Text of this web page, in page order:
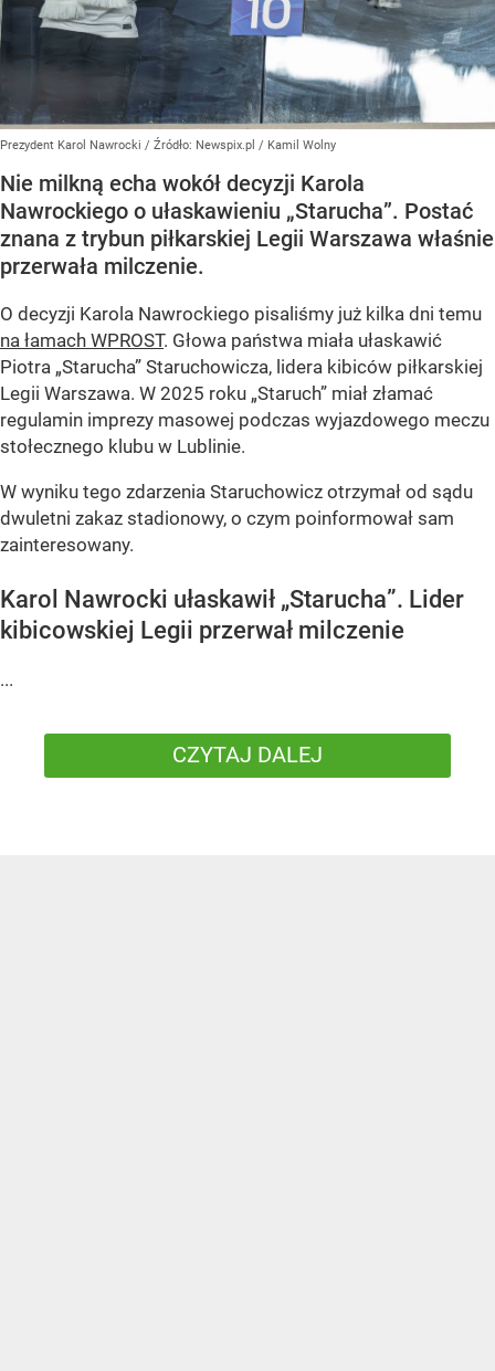
Prezydent Karol Nawrocki / Źródło: Newspix.pl / Kamil Wolny
Nie milkną echa wokół decyzji Karola
Nawrockiego o ułaskawieniu „Starucha”. Postać
znana z trybun piłkarskiej Legii Warszawa właśnie
przerwała milczenie.
O decyzji Karola Nawrockiego pisaliśmy już kilka dni temu
na łamach WPROST. Głowa państwa miała ułaskawić
Piotra „Starucha” Staruchowicza, lidera kibiców piłkarskiej
Legii Warszawa. W 2025 roku „Staruch” miał złamać
regulamin imprezy masowej podczas wyjazdowego meczu
stołecznego klubu w Lublinie.
W wyniku tego zdarzenia Staruchowicz otrzymał od sądu
dwuletni zakaz stadionowy, o czym poinformował sam
zainteresowany.
Karol Nawrocki ułaskawił „Starucha”. Lider
kibicowskiej Legii przerwał milczenie
...
CZYTAJ DALEJ